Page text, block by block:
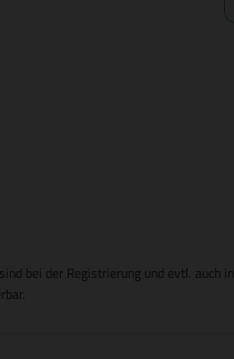
bei der Registrierung und evtl. auch